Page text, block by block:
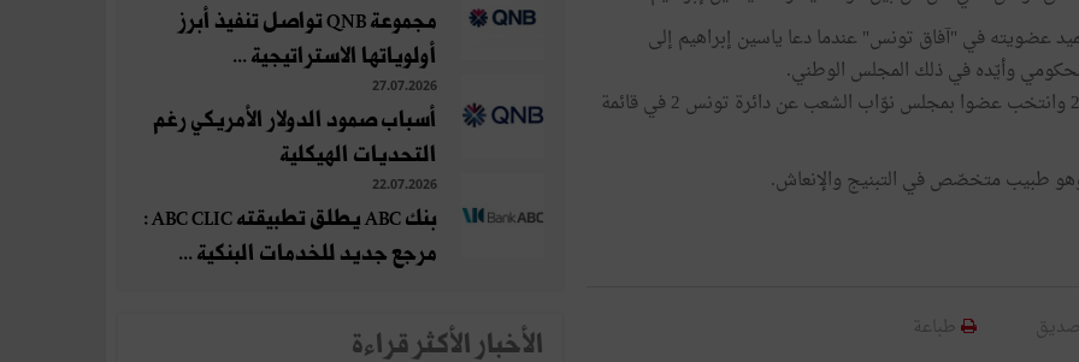
عضويته في "آفاق تونس" عندما دعا ياسين إبراهيم إلى
وأيّده في ذلك المجلس الوطني.
برز رياض الموخّر في الساحة السياسية بعد 14 جانفي 2011 وانتخب عضوا بمجلس نوّاب الشعب عن دائرة تونس 2 في قائمة
طباعة
مجموعة QNB تواصل تنفيذ أبرز
أولوياتها الاستراتيجية ...
27.07.2026
أسباب صمود الدولار الأمريكي رغم
التحديات الهيكلية
22.07.2026
بنك ABC يطلق تطبيقته ABC CLIC :
مرجع جديد للخدمات البنكية ...
الأخبار الأكثر قراءة